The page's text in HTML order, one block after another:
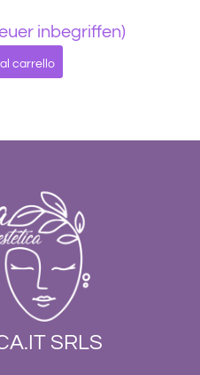
inbegriffen)
carrello
SRLS